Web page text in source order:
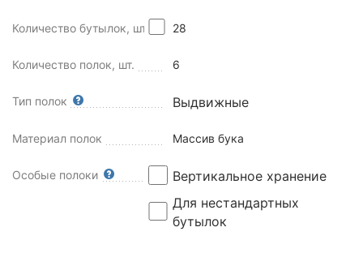
Количество бутылок, шт 28
Количество полок, шт. 6
Тип полок Выдвижные
Материал полок Массив бука
Особые полоки
Вертикальное хранение
Для нестандартных
бутылок